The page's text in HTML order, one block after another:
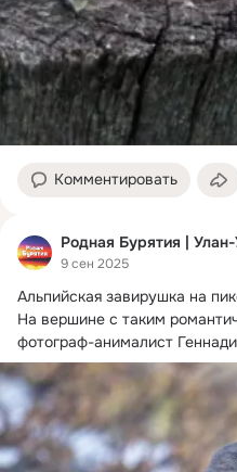
Комментировать
Родная Бурятия |
9 сен 2025
Альпийская завирушка на
На вершине с таким
фотограф-анималист